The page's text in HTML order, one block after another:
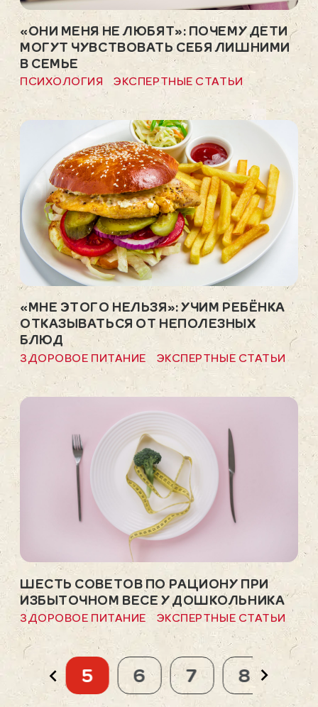
«ОНИ МЕНЯ НЕ ЛЮБЯТ»: ПОЧЕМУ ДЕТИ
МОГУТ ЧУВСТВОВАТЬ СЕБЯ ЛИШНИМИ
В СЕМЬЕ
ПСИХОЛОГИЯ ЭКСПЕРТНЫЕ СТАТЬИ
«МНЕ ЭТОГО НЕЛЬЗЯ»: УЧИМ РЕБЁНКА
ОТКАЗЫВАТЬСЯ ОТ НЕПОЛЕЗНЫХ
БЛЮД
ЗДОРОВОЕ ПИТАНИЕ ЭКСПЕРТНЫЕ СТАТЬИ
ШЕСТЬ СОВЕТОВ ПО РАЦИОНУ ПРИ
ИЗБЫТОЧНОМ ВЕСЕ У ДОШКОЛЬНИКА
ЗДОРОВОЕ ПИТАНИЕ ЭКСПЕРТНЫЕ СТАТЬИ
4 5 6 7 8